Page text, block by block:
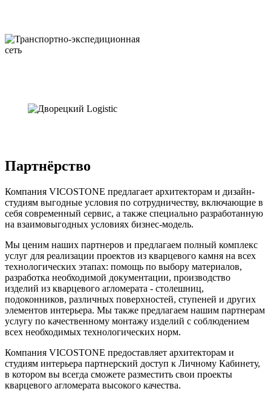
Партнёрство
Компания VICOSTONE предлагает архитекторам и дизайн-
студиям выгодные условия по сотрудничеству, включающие в
себя современный сервис, а также специально разработанную
на взаимовыгодных условиях бизнес-модель.
Мы ценим наших партнеров и предлагаем полный комплекс
услуг для реализации проектов из кварцевого камня на всех
технологических этапах: помощь по выбору материалов,
разработка необходимой документации, производство
изделий из кварцевого агломерата - столешниц,
подоконников, различных поверхностей, ступеней и других
элементов интерьера. Мы также предлагаем нашим партнерам
услугу по качественному монтажу изделий с соблюдением
всех необходимых технологических норм.
Компания VICOSTONE предоставляет архитекторам и
студиям интерьера партнерский доступ к Личному Кабинету,
в котором вы всегда сможете разместить свои проекты
кварцевого агломерата высокого качества.